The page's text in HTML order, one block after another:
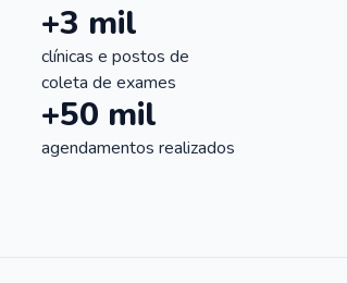
+3 mil
clínicas e postos de
coleta de exames
+50 mil
agendamentos realizados